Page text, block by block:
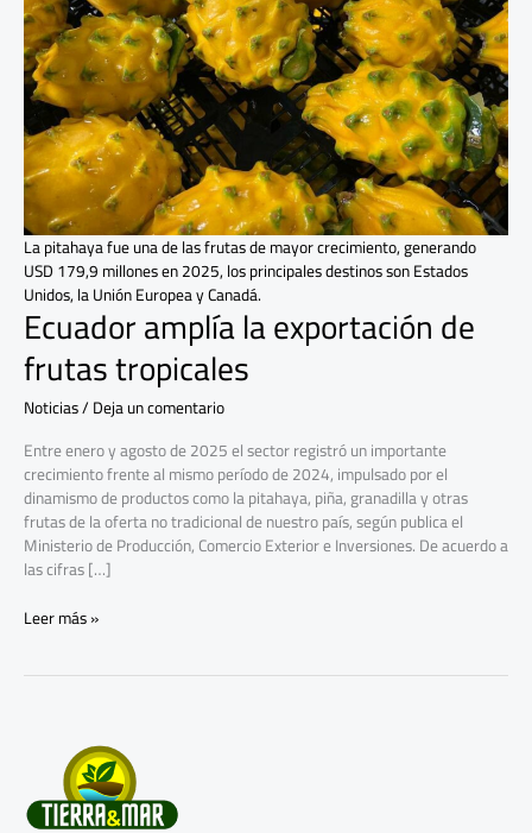
Ecuador amplía la exportación de
frutas tropicales
Noticias/Deja un comentario
Entre enero y agosto de 2025 el sector registró un importante
crecimiento frente al mismo período de 2024, impulsado por el
dinamismo de productos como la pitahaya, piña, granadilla y otras
frutas de la oferta no tradicional de nuestro país, según publica el
Ministerio de Producción, Comercio Exterior e Inversiones. De acuerdo a
las cifras […]
tropicales
Leer más »
La pitahaya fue una de las frutas de mayor crecimiento, generando
USD 179,9 millones en 2025, los principales destinos son Estados
Unidos, la Unión Europea y Canadá.